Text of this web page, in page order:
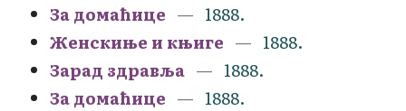
За домаћице
1888.
Женскиње и књиге
1888.
Зарад здравља
1888.
За домаћице
1888.